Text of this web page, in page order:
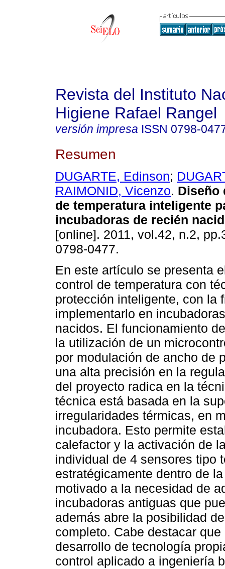
Revista del Instituto
Higiene Rafael Rangel
versión impresa ISSN 0798-
Resumen
DUGARTE, Edinson;
RAIMONID, Vicenzo. Diseño
de temperatura inteligente
incubadoras de recién
[online]. 2011, vol.42, n.2,
0798-0477.
En este artículo se presenta
control de temperatura con
protección inteligente, con la
implementarlo en
nacidos. El funcionamiento
la utilización de un
por modulación de ancho de
una alta precisión en la
del proyecto radica en la
técnica está basada en la
irregularidades térmicas, en
incubadora. Esto permite
calefactor y la activación de
individual de 4 sensores tipo
estratégicamente dentro de
motivado a la necesidad de
incubadoras antiguas que
además abre la posibilidad
completo. Cabe destacar
desarrollo de tecnología
control aplicado a ingeniería